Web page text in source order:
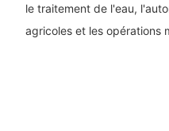
le traitement de l'eau,
agricoles et les opérations